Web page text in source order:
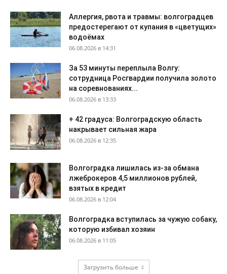
Аллергия, рвота и травмы: волгоградцев
предостерегают от купания в «цветущих»
водоёмах
06.08.2026 в 14:31
За 53 минуты переплыла Волгу:
сотрудница Росгвардии получила золото
на соревнованиях...
06.08.2026 в 13:33
+ 42 градуса: Волгоградскую область
накрывает сильная жара
06.08.2026 в 12:35
Волгоградка лишилась из-за обмана
лжеброкеров 4,5 миллионов рублей,
взятых в кредит
06.08.2026 в 12:04
Волгоградка вступилась за чужую собаку,
которую избивал хозяин
06.08.2026 в 11:05
Загрузить больше